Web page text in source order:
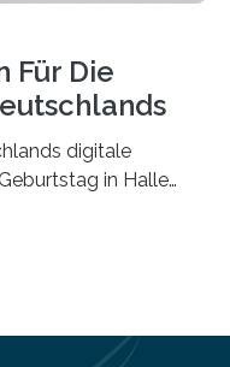
Für Die
digitale
in Halle
in der
und der